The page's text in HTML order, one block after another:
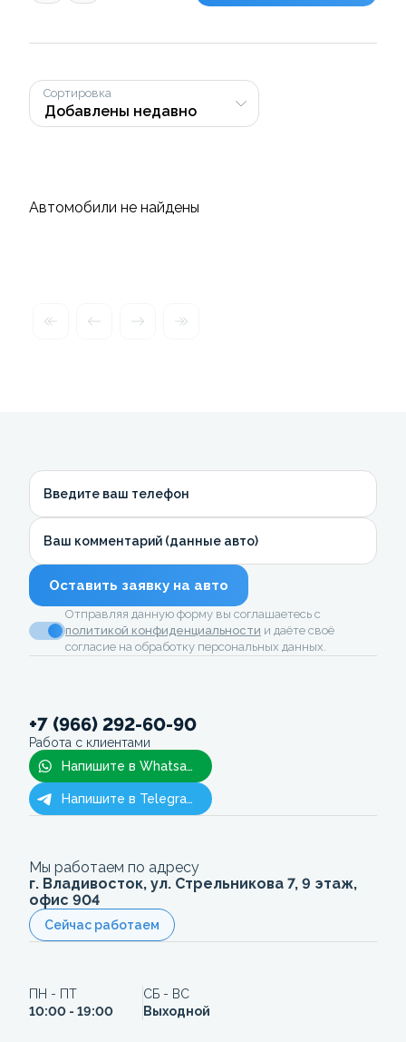
Сортировка
Автомобили не найдены
Введите ваш телефон
Ваш комментарий (данные авто)
Оставить заявку на авто
Отправляя данную форму вы соглашаетесь с
политикой конфиденциальности и даёте своё
согласие на обработку персональных данных.
+7 (966) 292-60-90
Работа с клиентами
Напишите в Whatsapp
Напишите в Telegram
Мы работаем по адресу
г. Владивосток, ул. Стрельникова 7, 9 этаж,
офис 904
Сейчас работаем
ПН - ПТ
10:00 - 19:00
СБ - ВС
Выходной